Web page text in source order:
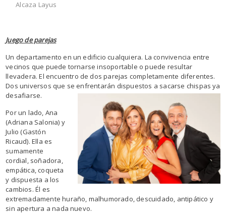
Alcaza Layus
Juego de parejas
Un departamento en un edificio cualquiera. La convivencia entre
vecinos que puede tornarse insoportable o puede resultar
llevadera.El encuentro de dos parejas completamente diferentes.
Dos universos que se enfrentarán dispuestos a sacarse chispas ya
desafiarse.
Por un lado, Ana
(Adriana Salonia) y
Julio (Gastón
Ricaud). Ella es
sumamente
cordial, soñadora,
empática, coqueta
y dispuesta a los
cambios. Él es
extremadamente huraño, malhumorado, descuidado, antipático y
sin apertura a nada nuevo.